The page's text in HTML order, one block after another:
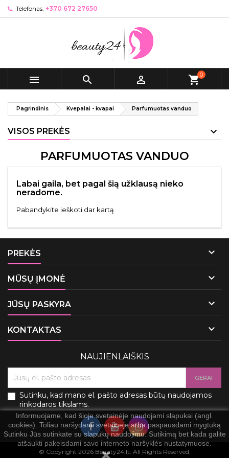
Telefonas: +370 672 27650
   shopping_cart0
Pagrindinis Kvepalai - kvapai Parfumuotas vanduo
VISOS PREKĖS
PARFUMUOTAS VANDUO
Labai gaila, bet pagal šią užklausą nieko
neradome.
Pabandykite ieškoti dar kartą
PREKĖS 
MŪSŲ ĮMONĖ 
JŪSŲ PASKYRA 
KONTAKTAS 
Informuojame, kad šioje svetainėje naudojami slapukai (angl.
cookies). Toliau naršydami svetainėje arba paspausdami mygtuką
Sutinku Jūs sutinkate su slapukų naudojimu. Sutikimą bet kada galite
atšaukti pakeisdami savo interneto naršyklės nustatymuose.
NAUJIENLAIŠKIS
Sutinku, kad mano el. pašto adresas būtų naudojamos
rinkodaros tikslams.
© Copyright 2026 Beauty24.lt. All Rights Reserved.